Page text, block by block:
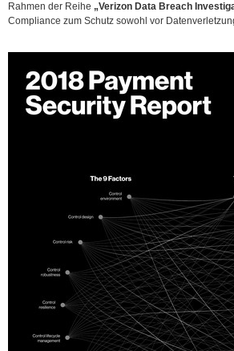
Rahmen der Reihe „Verizon Data Breach
Compliance zum Schutz sowohl vor